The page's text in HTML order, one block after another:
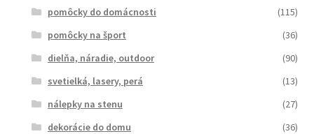
pomôcky do domácnosti
(115)
pomôcky na šport
(36)
dielňa, náradie, outdoor
(90)
svetielká, lasery, perá
(13)
nálepky na stenu
(27)
dekorácie do domu
(36)